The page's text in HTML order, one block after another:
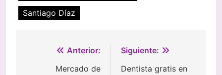
Santiago Díaz
Navegación
Anterior:
Mercado de
Siguiente:
Dentista gratis en